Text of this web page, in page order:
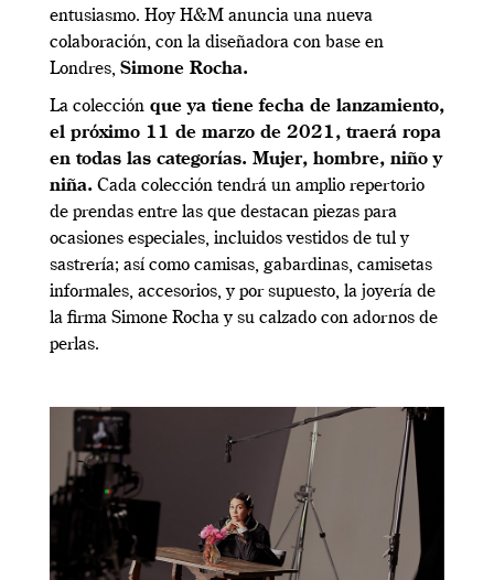
entusiasmo. Hoy H&M anuncia una nueva
colaboración, con la diseñadora con base en
Londres, Simone Rocha.
La colección que ya tiene fecha de lanzamiento,
el próximo 11 de marzo de 2021, traerá ropa
en todas las categorías. Mujer, hombre, niño y
niña. Cada colección tendrá un amplio repertorio
de prendas entre las que destacan piezas para
ocasiones especiales, incluidos vestidos de tul y
sastrería; así como camisas, gabardinas, camisetas
informales, accesorios, y por supuesto, la joyería de
la firma Simone Rocha y su calzado con adornos de
perlas.